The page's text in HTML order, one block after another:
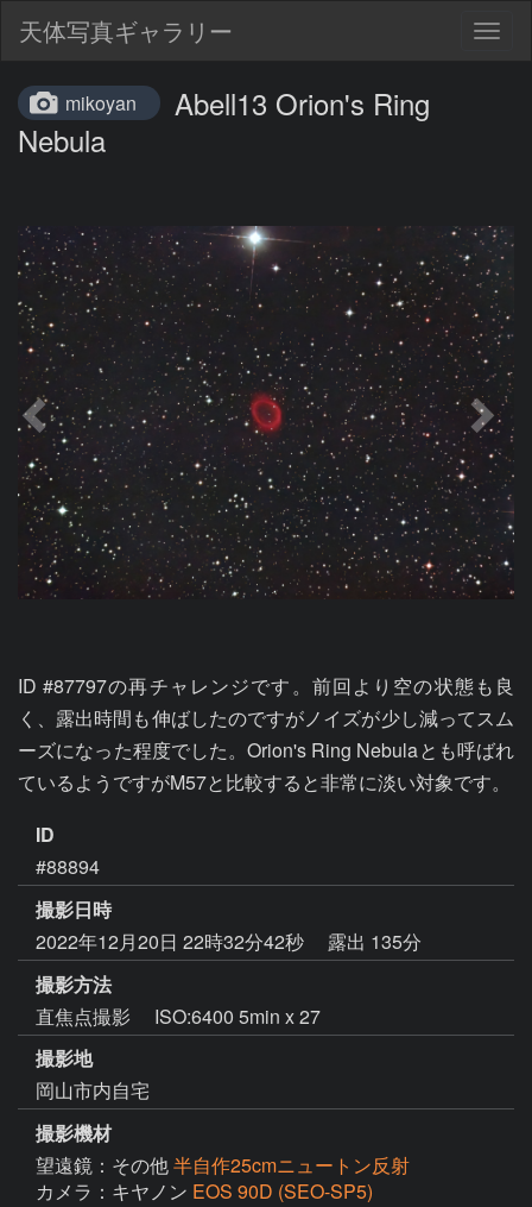
天体写真ギャラリー
mikoyan
Abell13 Orion's Ring
Nebula
ID #87797の再チャレンジです。前回より空の状態も良
く、露出時間も伸ばしたのですがノイズが少し減ってスム
ーズになった程度でした。Orion's Ring Nebulaとも呼ばれ
ているようですがM57と比較すると非常に淡い対象です。
ID
#88894
撮影日時
2022年12月20日 22時32分42秒
露出 135分
撮影方法
直焦点撮影 ISO:6400 5min x 27
撮影地
岡山市内自宅
撮影機材
望遠鏡：その他半自作25cmニュートン反射
カメラ：キヤノン EOS 90D (SEO-SP5)